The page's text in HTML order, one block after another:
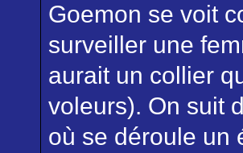
Goemon se voit
surveiller une
aurait un collier
voleurs). On suit
où se déroule un